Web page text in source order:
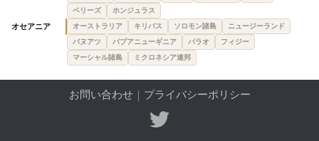
ベリーズ
ホンジュラス
オセアニア オーストラリア キリバス ソロモン諸島
ニュージーランド
バヌアツ
パプアニューギニア パラオ
フィジー
マーシャル諸島
ミクロネシア連邦
お問い合わせ｜ プライバシーポリシー